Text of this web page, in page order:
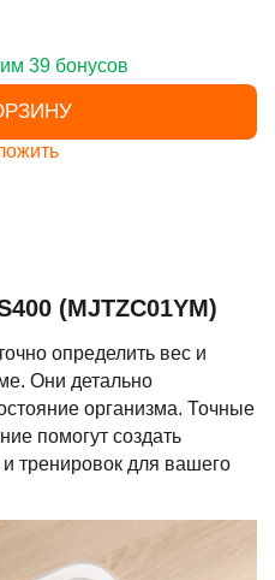
39 бонусов
(MJTZC01YM)
определить вес и
Они детально
организма. Точные
помогут создать
тренировок для вашего